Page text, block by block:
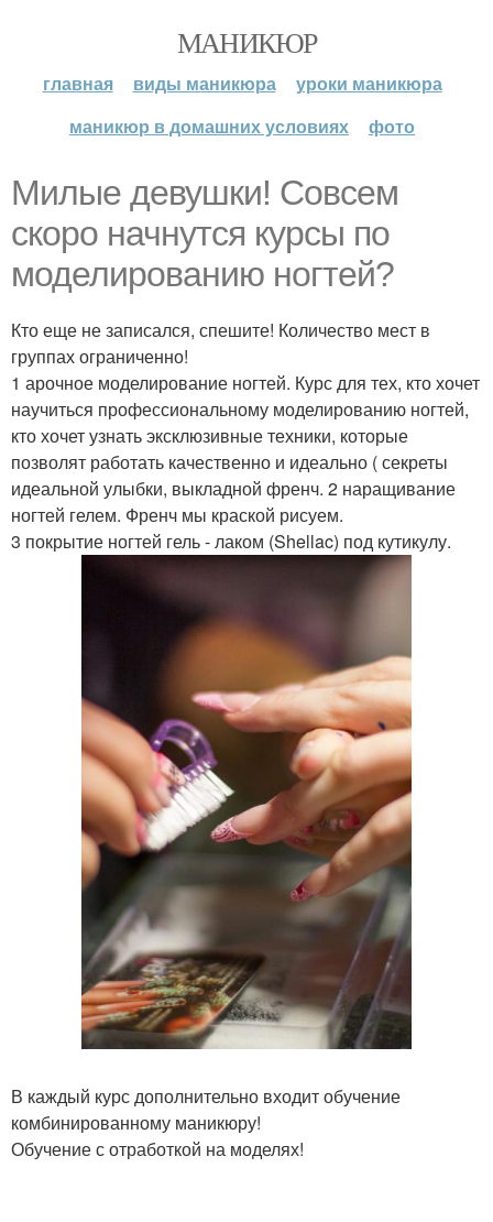
МАНИКЮР
главная виды маникюра
уроки маникюра
маникюр в домашних условиях
фото
Милые девушки! Совсем
скоро начнутся курсы по
моделированию ногтей?
Кто еще не записался, спешите! Количество мест в
группах ограниченно!
1 арочное моделирование ногтей. Курс для тех, кто хочет
научиться профессиональному моделированию ногтей,
кто хочет узнать эксклюзивные техники, которые
позволят работать качественно и идеально ( секреты
идеальной улыбки, выкладной френч. 2 наращивание
ногтей гелем. Френч мы краской рисуем.
3 покрытие ногтей гель - лаком (Shellac) под кутикулу.
В каждый курс дополнительно входит обучение
комбинированному маникюру!
Обучение с отработкой на моделях!